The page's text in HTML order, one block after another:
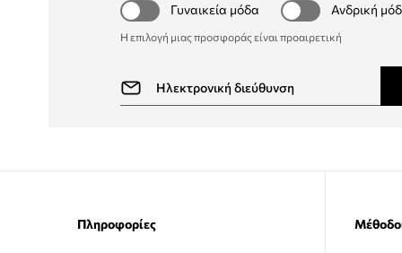
Γυναικεία μόδα
Ανδρική
Η επιλογή μιας προσφοράς είναι προαιρετική
Πληροφορίες